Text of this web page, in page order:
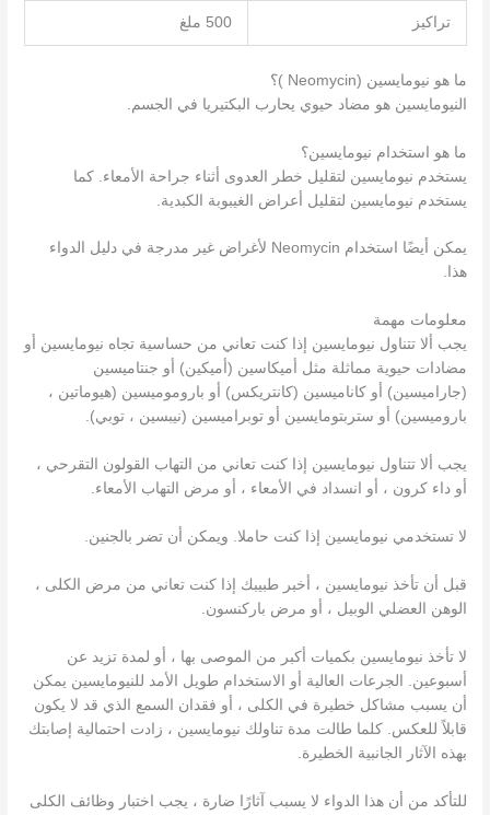
تراكيز 500 ملغ
ما هو نيومايسين (Neomycin )؟
النيومايسين هو مضاد حيوي يحارب البكتيريا في الجسم.
ما هو استخدام نيومايسين؟
يستخدم نيومايسين لتقليل خطر العدوى أثناء جراحة الأمعاء. كما
يستخدم نيومايسين لتقليل أعراض الغيبوبة الكبدية.
يمكن أيضًا استخدام Neomycin لأغراض غير مدرجة في دليل الدواء
هذا.
معلومات مهمة
يجب ألا تتناول نيومايسين إذا كنت تعاني من حساسية تجاه نيومايسين أو
مضادات حيوية مماثلة مثل أميكاسين (أميكين) أو جنتاميسين
(جاراميسين) أو كاناميسين (كانتريكس) أو باروموميسين (هيوماتين ،
باروميسين) أو ستربتومايسين أو توبراميسين (نيبسين ، توبي).
يجب ألا تتناول نيومايسين إذا كنت تعاني من التهاب القولون التقرحي ،
أو داء كرون ، أو انسداد في الأمعاء ، أو مرض التهاب الأمعاء.
لا تستخدمي نيومايسين إذا كنت حاملا. ويمكن أن تضر بالجنين.
قبل أن تأخذ نيومايسين ، أخبر طبيبك إذا كنت تعاني من مرض الكلى ،
الوهن العضلي الوبيل ، أو مرض باركنسون.
لا تأخذ نيومايسين بكميات أكبر من الموصى بها ، أو لمدة تزيد عن
أسبوعين. الجرعات العالية أو الاستخدام طويل الأمد للنيومايسين يمكن
أن يسبب مشاكل خطيرة في الكلى ، أو فقدان السمع الذي قد لا يكون
قابلاً للعكس. كلما طالت مدة تناولك نيومايسين ، زادت احتمالية إصابتك
بهذه الآثار الجانبية الخطيرة.
للتأكد من أن هذا الدواء لا يسبب آثارًا ضارة ، يجب اختبار وظائف الكلى